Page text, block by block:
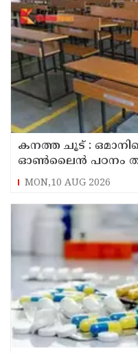
കനത്ത ചൂട് :
ഓണ്‍ലൈന്‍ പഠനം
MON,10 AUG 2026